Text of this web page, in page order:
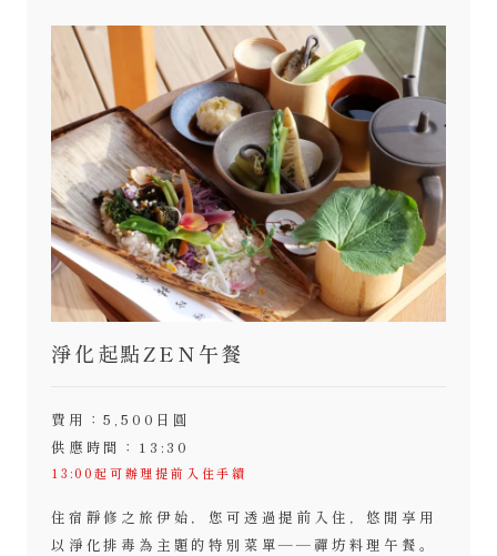
淨化起點ZEN午餐
費用：5,500日圓
供應時間：13:30
13:00起可辦理提前入住手續
住宿靜修之旅伊始，您可透過提前入住，悠閒享用
以淨化排毒為主題的特別菜單——禪坊料理午餐。